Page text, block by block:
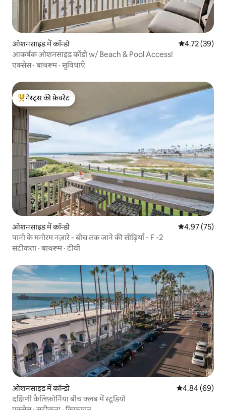
ओशनसाइड में कॉन्डो औसत रेटिंग 5 में
4.72 (39)
आकर्षक ओशनसाइड कोंडो w/ Beach & Pool Access!
एक्सेस·बाथरूम·सुविधाएँ
गेस्ट्स का टॉप फ़ेवरेट
गेस्ट्स की फ़ेवरेट
ओशनसाइड में कॉन्डो औसत रेटिंग 5 में
4.97 (75)
पानी के मनोरम नज़ारे - बीच तक जाने की सीढ़ियाँ - F -2
सटीकता ·बाथरूम·टीवी
ओशनसाइड में कॉन्डो औसत रेटिंग 5 में
4.84 (69)
दक्षिणी कैलिफ़ोर्निया बीच क्लब में स्टूडियो